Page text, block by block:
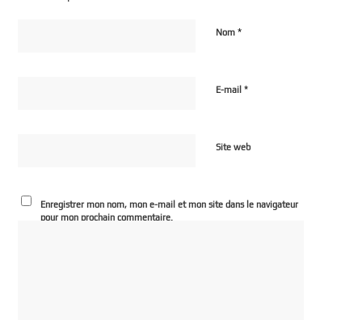
Nom*
E-mail*
Site web
Enregistrer mon nom, mon e-mail et mon site dans le navigateur
pour mon prochain commentaire.